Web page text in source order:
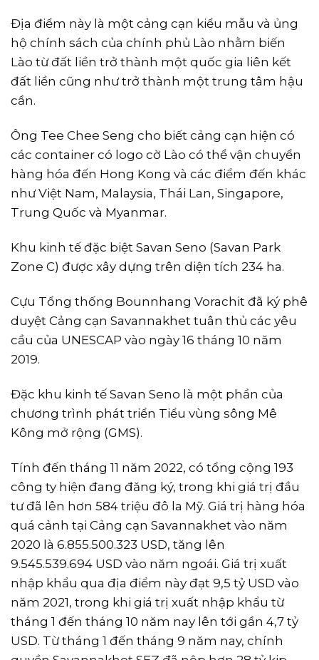
Địa điểm này là một cảng cạn kiểu mẫu và ủng
hộ chính sách của chính phủ Lào nhằm biến
Lào từ đất liền trở thành một quốc gia liên kết
đất liền cũng như trở thành một trung tâm hậu
cần.
Ông Tee Chee Seng cho biết cảng cạn hiện có
các container có logo cờ Lào có thể vận chuyển
hàng hóa đến Hong Kong và các điểm đến khác
như Việt Nam, Malaysia, Thái Lan, Singapore,
Trung Quốc và Myanmar.
Khu kinh tế đặc biệt Savan Seno (Savan Park
Zone C) được xây dựng trên diện tích 234 ha.
Cựu Tổng thống Bounnhang Vorachit đã ký phê
duyệt Cảng cạn Savannakhet tuân thủ các yêu
cầu của UNESCAP vào ngày 16 tháng 10 năm
2019.
Đặc khu kinh tế Savan Seno là một phần của
chương trình phát triển Tiểu vùng sông Mê
Kông mở rộng (GMS).
Tính đến tháng 11 năm 2022, có tổng cộng 193
công ty hiện đang đăng ký, trong khi giá trị đầu
tư đã lên hơn 584 triệu đô la Mỹ. Giá trị hàng hóa
quá cảnh tại Cảng cạn Savannakhet vào năm
2020 là 6.855.500.323 USD, tăng lên
9.545.539.694 USD vào năm ngoái. Giá trị xuất
nhập khẩu qua địa điểm này đạt 9,5 tỷ USD vào
năm 2021, trong khi giá trị xuất nhập khẩu từ
tháng 1 đến tháng 10 năm nay lên tới gần 4,7 tỷ
USD. Từ tháng 1 đến tháng 9 năm nay, chính